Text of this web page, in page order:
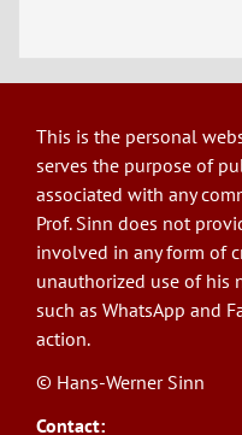
This is the personal
serves the purpose of
associated with any
Prof. Sinn does not
involved in any form of
unauthorized use of his
such as WhatsApp and
action.
© Hans-Werner Sinn
Contact: